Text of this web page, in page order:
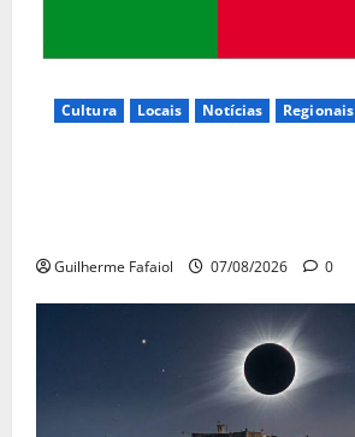
Cultura Locais Notícias Regionais
Guilherme Fafaiol 07/08/2026 0